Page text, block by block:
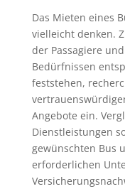
Das Mieten eines
vielleicht denken.
der Passagiere
Bedürfnissen
feststehen,
Angebote ein.
Dienstleistungen
gewünschten Bus
erforderlichen